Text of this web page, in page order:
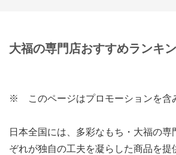
大福の専門店おすすめランキ
※ このページはプロモーションを含
日本全国には、多彩なもち・大福の
ぞれが独自の工夫を凝らした商品を提